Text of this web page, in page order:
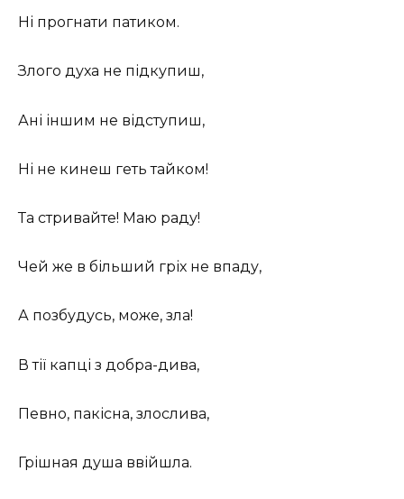
Ні прогнати патиком.
Злого духа не підкупиш,
Ані іншим не відступиш,
Ні не кинеш геть тайком!
Та стривайте! Маю раду!
Чей же в більший гріх не впаду,
А позбудусь, може, зла!
В тії капці з добра-дива,
Певно, пакісна, злослива,
Грішная душа ввійшла.